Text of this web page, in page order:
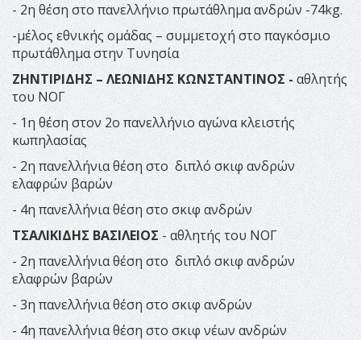
- 2η θέση στο πανελλήνιο πρωτάθλημα ανδρών -74kg.
-μέλος εθνικής ομάδας – συμμετοχή στο παγκόσμιο
πρωτάθλημα στην Τυνησία
ΖΗΝΤΙΡΙΔΗΣ – ΛΕΩΝΙΔΗΣ ΚΩΝΣΤΑΝΤΙΝΟΣ -αθλητής
του ΝΟΓ
- 1η θέση στον 2ο πανελλήνιο αγώνα κλειστής
κωπηλασίας
- 2η πανελλήνια θέση στο διπλό σκιφ ανδρών
ελαφρών βαρών
- 4η πανελλήνια θέση στο σκιφ ανδρών
ΤΣΑΛΙΚΙΔΗΣ ΒΑΣΙΛΕΙΟΣ- αθλητής του ΝΟΓ
- 2η πανελλήνια θέση στο διπλό σκιφ ανδρών
ελαφρών βαρών
- 3η πανελλήνια θέση στο σκιφ ανδρών
- 4η πανελλήνια θέση στο σκιφ νέων ανδρών